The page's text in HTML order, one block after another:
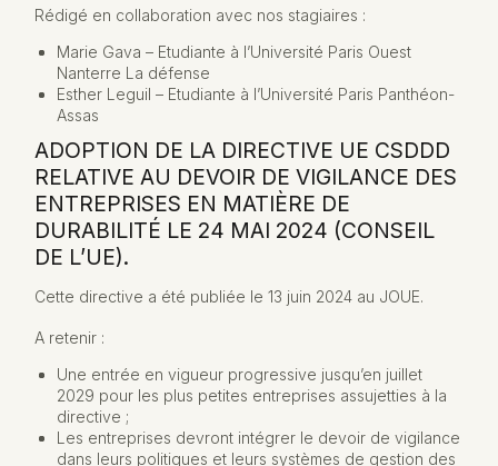
Rédigé en collaboration avec nos stagiaires :
Marie Gava – Etudiante à l’Université Paris Ouest
Nanterre La défense
Esther Leguil – Etudiante à l’Université Paris Panthéon-
Assas
ADOPTION DE LA DIRECTIVE UE CSDDD
RELATIVE AU DEVOIR DE VIGILANCE DES
ENTREPRISES EN MATIÈRE DE
DURABILITÉ LE 24 MAI 2024 (CONSEIL
DE L’UE).
Cette directive a été publiée le 13 juin 2024 au JOUE.
A retenir :
Une entrée en vigueur progressive jusqu’en juillet
2029 pour les plus petites entreprises assujetties à la
directive ;
Les entreprises devront intégrer le devoir de vigilance
dans leurs politiques et leurs systèmes de gestion des